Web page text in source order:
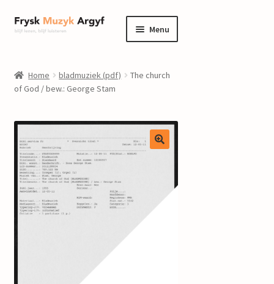
Ga
door
navigatie
Ga
naar
inhoud
Menu
informatie
winkel
Submenu
uitvouwen
Componisten
nieuws
Home bladmuziek (pdf)
The church
of God / bew.: George Stam